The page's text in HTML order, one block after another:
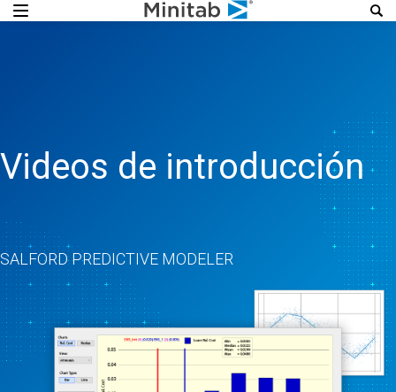
Videos de introducción
SALFORD PREDICTIVE MODELER